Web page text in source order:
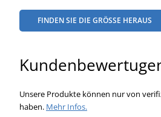
FINDEN SIE DIE GRÖSSE HERAUS
Unsere Produkte können nur von
haben. Mehr Infos.